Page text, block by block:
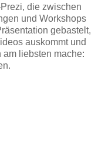
die zwischen
und Workshops
gebastelt,
auskommt und
am liebsten mache: